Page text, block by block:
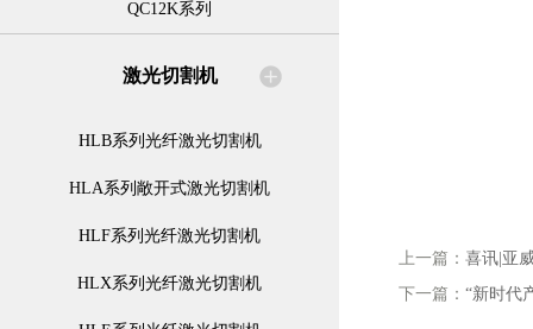
QC12K系列
激光切割机
HLB系列光纤激光切割机
HLA系列敞开式激光切割机
HLF系列光纤激光切割机
HLX系列光纤激光切割机
上一篇： 喜讯|亚
下一篇： “新时代